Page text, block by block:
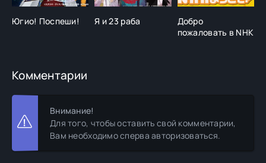
Югио! Поспеши! Я и 23 раба
Добро
пожаловать в NHK
Комментарии
Внимание!
Для того, чтобы оставить свой комментарии,
Вам необходимо сперва авторизоваться.